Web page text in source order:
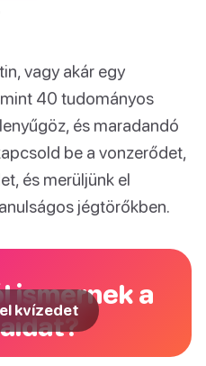
vagy akár egy
40 tudományos
és maradandó
be a vonzerődet,
és merüljünk el
jégtörőkben.
ismernek a
kvízedet